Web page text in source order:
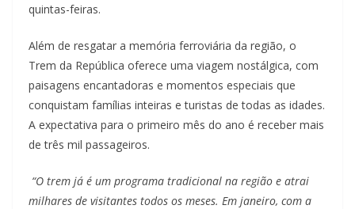
quintas-feiras.
Além de resgatar a memória ferroviária da região, o
Trem da República oferece uma viagem nostálgica, com
paisagens encantadoras e momentos especiais que
conquistam famílias inteiras e turistas de todas as idades.
A expectativa para o primeiro mês do ano é receber mais
de três mil passageiros.
“O trem já é um programa tradicional na região e atrai
milhares de visitantes todos os meses. Em janeiro, com a